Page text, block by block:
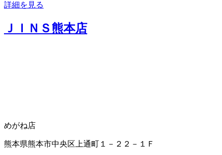
詳細を見る
ＪＩＮＳ熊本店
めがね店
熊本県熊本市中央区上通町１－２２－１Ｆ